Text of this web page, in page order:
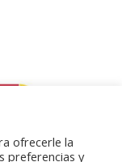
ofrecerle la
preferencias y